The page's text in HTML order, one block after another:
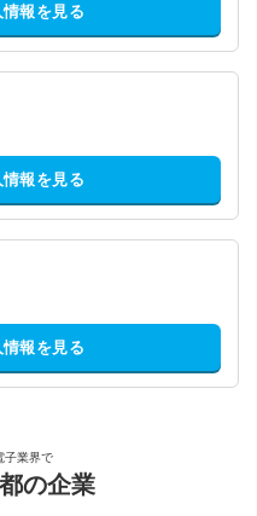
報を見る
報を見る
報を見る
子業界で
の企業